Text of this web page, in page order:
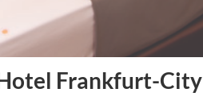
Frankfurt-City